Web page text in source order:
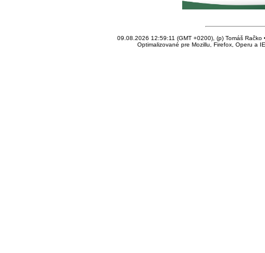
09.08.2026 12:59:11 (GMT +0200), (p) Tomáš Račko
Optimalizované pre Mozillu, Firefox, Operu a